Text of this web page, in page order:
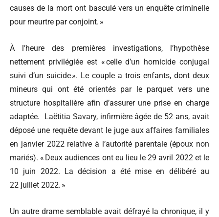
causes de la mort ont basculé vers un enquête criminelle
pour meurtre par conjoint. »
À l’heure des premières investigations, l’hypothèse
nettement privilégiée est « celle d’un homicide conjugal
suivi d’un suicide ». Le couple a trois enfants, dont deux
mineurs qui ont été orientés par le parquet vers une
structure hospitalière afin d’assurer une prise en charge
adaptée.
Laëtitia Savary, infirmière âgée de 52 ans, avait
déposé une requête devant le juge aux affaires familiales
en janvier 2022 relative à l’autorité parentale (époux non
mariés). « Deux audiences ont eu lieu le 29 avril 2022 et le
10 juin 2022. La décision a été mise en délibéré au
22 juillet 2022. »
Un autre drame semblable avait défrayé la chronique, il y